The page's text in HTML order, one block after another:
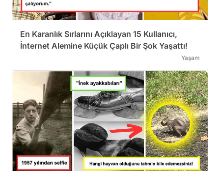
En Karanlık Sırlarını Açıklayan 15 Kullanıcı,
İnternet Alemine Küçük Çaplı Bir Şok Yaşattı!
Yaşam